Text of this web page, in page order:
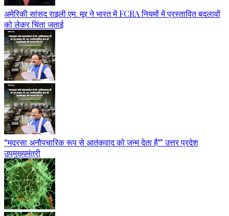
अमेरिकी सांसद राइली एम. मूर ने भारत में FCRA नियमों में प्रस्तावित बदलावों
को लेकर चिंता जताई
“मदरसा अनौपचारिक रूप से आतंकवाद को जन्म देता है” उत्तर प्रदेश
उपमुख्यमंत्री